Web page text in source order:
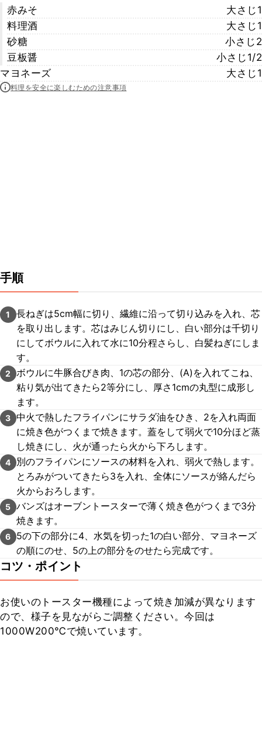
赤みそ
大さじ1
料理酒
大さじ1
砂糖
小さじ2
豆板醤
小さじ1/2
マヨネーズ
大さじ1
料理を安全に楽しむための注意事項
手順
1
長ねぎは5cm幅に切り、繊維に沿って切り込みを入れ、芯
を取り出します。芯はみじん切りにし、白い部分は千切り
にしてボウルに入れて水に10分程さらし、白髪ねぎにしま
す。
2
ボウルに牛豚合びき肉、1の芯の部分、(A)を入れてこね、
粘り気が出てきたら2等分にし、厚さ1cmの丸型に成形し
ます。
3 中火で熱したフライパンにサラダ油をひき、2を入れ両面
に焼き色がつくまで焼きます。蓋をして弱火で10分ほど蒸
し焼きにし、火が通ったら火から下ろします。
4
別のフライパンにソースの材料を入れ、弱火で熱します。
とろみがついてきたら3を入れ、全体にソースが絡んだら
火からおろします。
5 バンズはオーブントースターで薄く焼き色がつくまで3分
焼きます。
6
5の下の部分に4、水気を切った1の白い部分、マヨネーズ
の順にのせ、5の上の部分をのせたら完成です。
コツ・ポイント
お使いのトースター機種によって焼き加減が異なります
ので、様子を見ながらご調整ください。今回は
1000W200℃で焼いています。